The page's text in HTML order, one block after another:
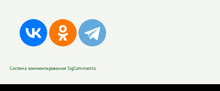
Система комментирования SigComments